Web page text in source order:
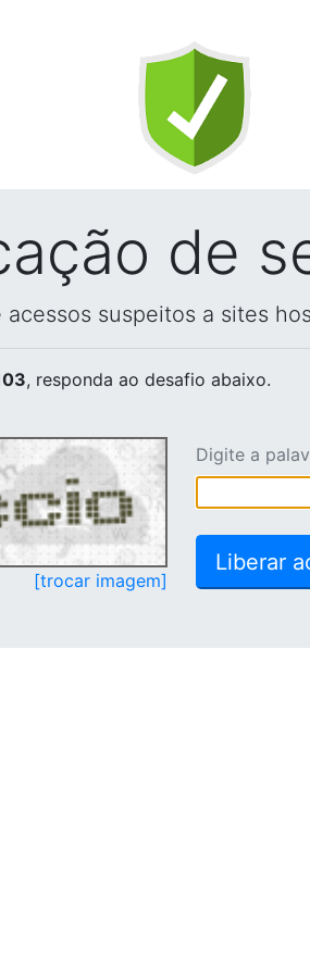
de
suspeitos a sites
, responda ao desafio abaixo.
[trocar imagem]
Digite a